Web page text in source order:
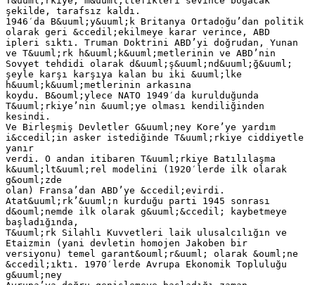
şekilde, tarafsız kaldı.
1946′da B&uuml;y&uuml;k Britanya Ortadoğu’dan politik
olarak geri &ccedil;ekilmeye karar verince, ABD
ipleri sıktı. Truman Doktrini ABD’yi doğrudan, Yunan
ve T&uuml;rk h&uuml;k&uuml;metlerinin ve ABD’nin
Sovyet tehdidi olarak d&uuml;ş&uuml;nd&uuml;ğ&uuml;
şeyle karşı karşıya kalan bu iki &uuml;lke
h&uuml;k&uuml;metlerinin arkasına
koydu. B&ouml;ylece NATO 1949′da kurulduğunda
T&uuml;rkiye’nin &uuml;ye olması kendiliğinden
kesindi.
Ve Birleşmiş Devletler G&uuml;ney Kore’ye yardım
i&ccedil;in asker istediğinde T&uuml;rkiye ciddiyetle
yanır
verdi. O andan itibaren T&uuml;rkiye Batılılaşma
k&uuml;lt&uuml;rel modelini (1920′lerde ilk olarak
g&ouml;zde
olan) Fransa’dan ABD’ye &ccedil;evirdi.
Atat&uuml;rk’&uuml;n kurduğu parti 1945 sonrası
d&ouml;nemde ilk olarak g&uuml;&ccedil; kaybetmeye
başladığında,
T&uuml;rk Silahlı Kuvvetleri laik ulusalcılığın ve
Etaizmin (yani devletin homojen Jakoben bir
versiyonu) temel garant&ouml;r&uuml; olarak &ouml;ne
&ccedil;ıktı. 1970′lerde Avrupa Ekonomik Topluluğu
g&uuml;ney